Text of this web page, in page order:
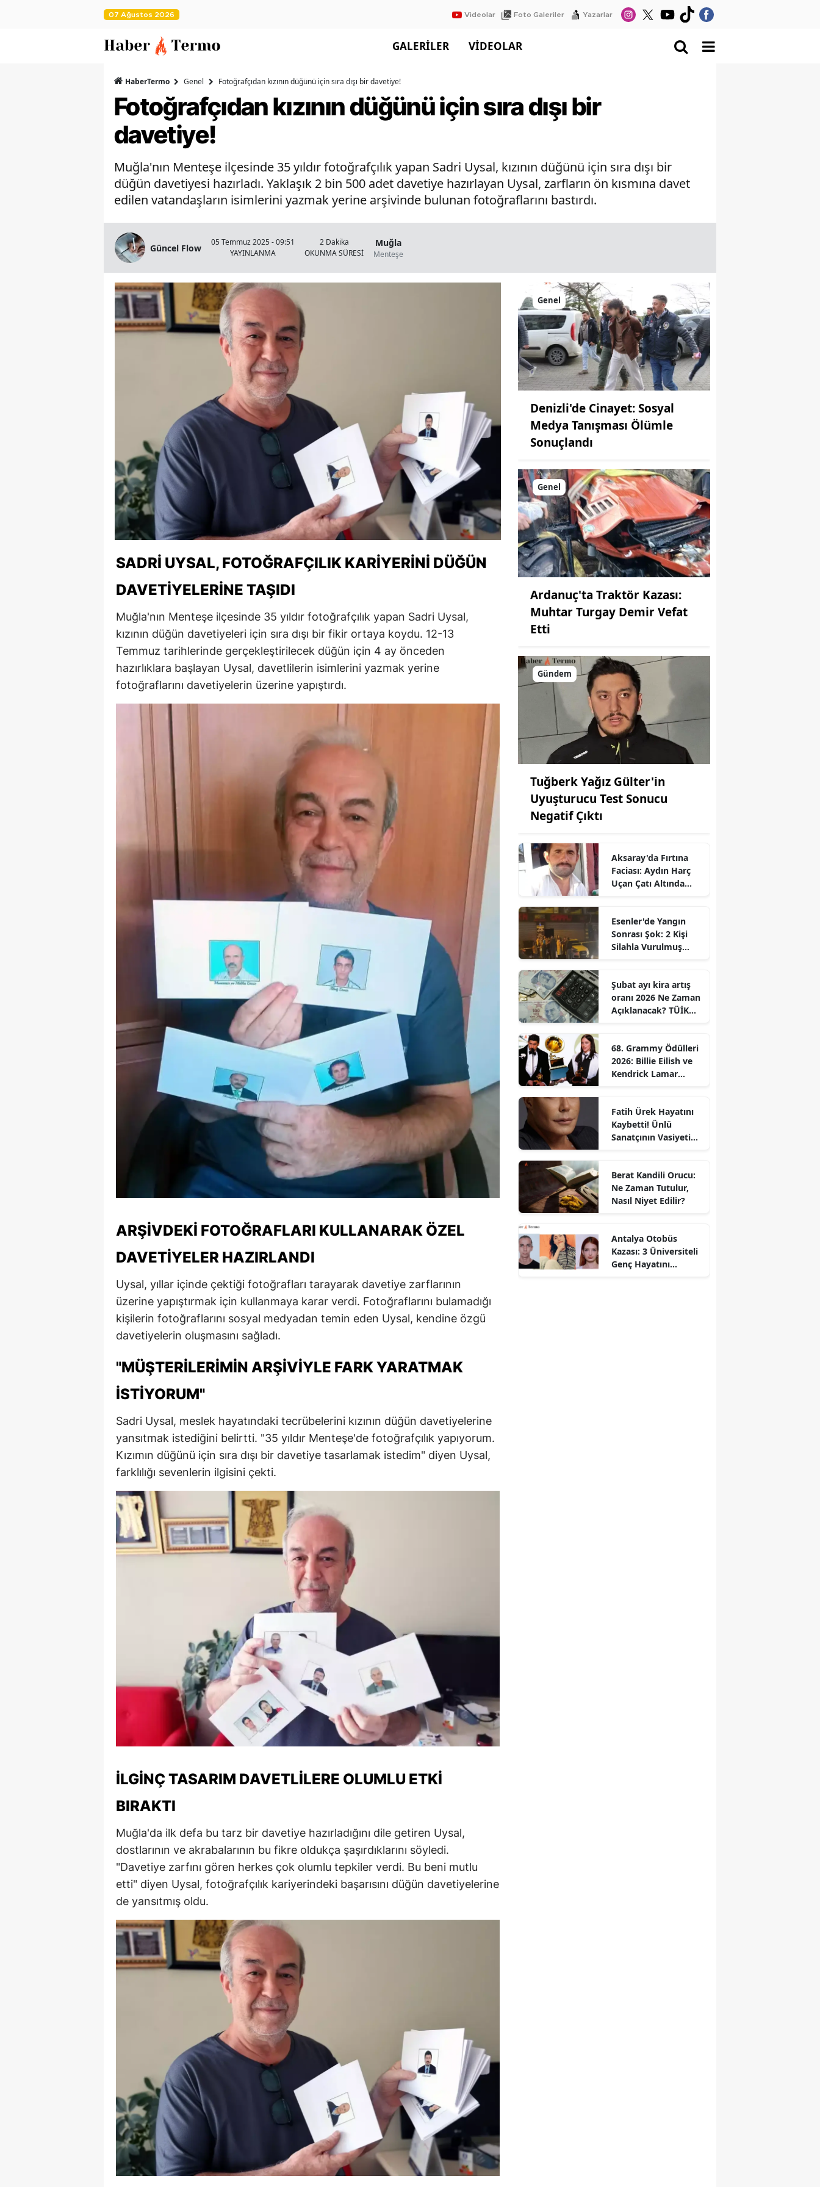
07 Ağustos 2026 Videolar Foto Galeriler Yazarlar
GALERİLER VİDEOLAR
HaberTermo Genel Fotoğrafçıdan kızının düğünü için sıra dışı bir davetiye!
Fotoğrafçıdan kızının düğünü için sıra dışı bir
davetiye!
Muğla'nın Menteşe ilçesinde 35 yıldır fotoğrafçılık yapan Sadri Uysal, kızının düğünü için sıra dışı bir
düğün davetiyesi hazırladı. Yaklaşık 2 bin 500 adet davetiye hazırlayan Uysal, zarfların ön kısmına davet
edilen vatandaşların isimlerini yazmak yerine arşivinde bulunan fotoğraflarını bastırdı.
Güncel Flow
05 Temmuz 2025 - 09:51
YAYINLANMA
2 Dakika
OKUNMA SÜRESİ
Muğla
Menteşe
SADRI UYSAL, FOTOĞRAFÇILIK KARIYERINI DÜĞÜN
DAVETIYELERINE TAŞIDI
Muğla'nın Menteşe ilçesinde 35 yıldır fotoğrafçılık yapan Sadri Uysal,
kızının düğün davetiyeleri için sıra dışı bir fikir ortaya koydu. 12-13
Temmuz tarihlerinde gerçekleştirilecek düğün için 4 ay önceden
hazırlıklara başlayan Uysal, davetlilerin isimlerini yazmak yerine
fotoğraflarını davetiyelerin üzerine yapıştırdı.
ARŞIVDEKI FOTOĞRAFLARI KULLANARAK ÖZEL
DAVETIYELER HAZIRLANDI
Uysal, yıllar içinde çektiği fotoğrafları tarayarak davetiye zarflarının
üzerine yapıştırmak için kullanmaya karar verdi. Fotoğraflarını bulamadığı
kişilerin fotoğraflarını sosyal medyadan temin eden Uysal, kendine özgü
davetiyelerin oluşmasını sağladı.
"MÜŞTERILERIMIN ARŞIVIYLE FARK YARATMAK
İSTIYORUM"
Sadri Uysal, meslek hayatındaki tecrübelerini kızının düğün davetiyelerine
yansıtmak istediğini belirtti. "35 yıldır Menteşe'de fotoğrafçılık yapıyorum.
Kızımın düğünü için sıra dışı bir davetiye tasarlamak istedim" diyen Uysal,
farklılığı sevenlerin ilgisini çekti.
İLGINÇ TASARIM DAVETLILERE OLUMLU ETKI
BIRAKTI
Muğla'da ilk defa bu tarz bir davetiye hazırladığını dile getiren Uysal,
dostlarının ve akrabalarının bu fikre oldukça şaşırdıklarını söyledi.
"Davetiye zarfını gören herkes çok olumlu tepkiler verdi. Bu beni mutlu
etti" diyen Uysal, fotoğrafçılık kariyerindeki başarısını düğün davetiyelerine
de yansıtmış oldu.
Genel
Denizli'de Cinayet: Sosyal
Medya Tanışması Ölümle
Sonuçlandı
Genel
Ardanuç'ta Traktör Kazası:
Muhtar Turgay Demir Vefat
Etti
Gündem
Tuğberk Yağız Gülter'in
Uyuşturucu Test Sonucu
Negatif Çıktı
Aksaray'da Fırtına
Faciası: Aydın Harç
Uçan Çatı Altında
Esenler'de Yangın
Sonrası Şok: 2 Kişi
Silahla Vurulmuş
Şubat ayı kira artış
oranı 2026 Ne Zaman
Açıklanacak? TÜİK
68. Grammy Ödülleri
2026: Billie Eilish ve
Kendrick Lamar
Fatih Ürek Hayatını
Kaybetti! Ünlü
Sanatçının Vasiyeti
Berat Kandili Orucu:
Ne Zaman Tutulur,
Nasıl Niyet Edilir?
Antalya Otobüs
Kazası: 3 Üniversiteli
Genç Hayatını